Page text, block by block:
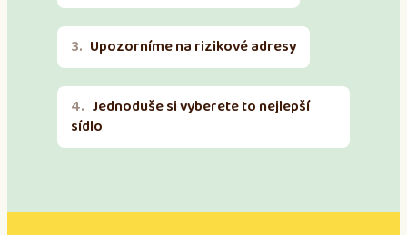
Upozorníme na rizikové adresy
Jednoduše si vyberete to nejlepší
sídlo